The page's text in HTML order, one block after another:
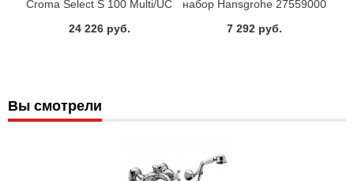
Croma Select S 100 Multi/UC
24 226 руб.
набор Hansgrohe 27559000
7 292 руб.
Вы смотрели